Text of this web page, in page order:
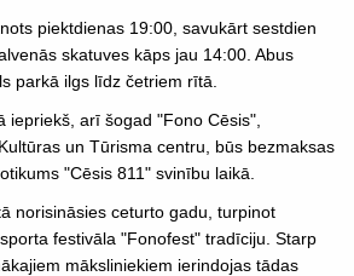
piektdienas 19:00, savukārt sestdien
skatuves kāps jau 14:00. Abus
parkā ilgs līdz četriem rītā.
iepriekš, arī šogad "Fono Cēsis",
un Tūrisma centru, būs bezmaksas
"Cēsis 811" svinību laikā.
norisināsies ceturto gadu, turpinot
festivāla "Fonofest" tradīciju. Starp
māksliniekiem ierindojas tādas